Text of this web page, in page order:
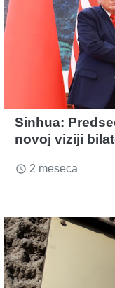
Sinhua:
novoj viziji
access_time 2 meseca